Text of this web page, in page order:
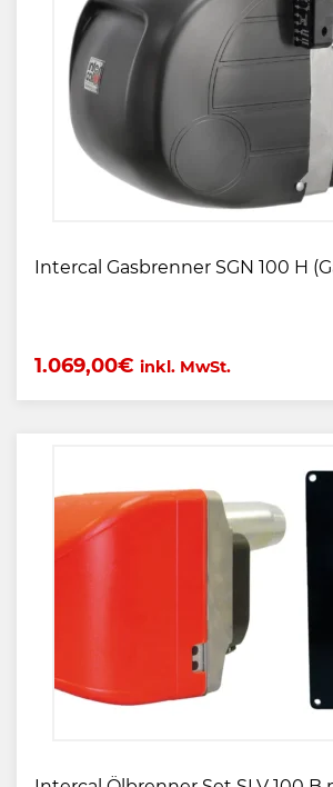
Intercal Gasbrenner SGN 100 H
1.069,00€ inkl. MwSt.